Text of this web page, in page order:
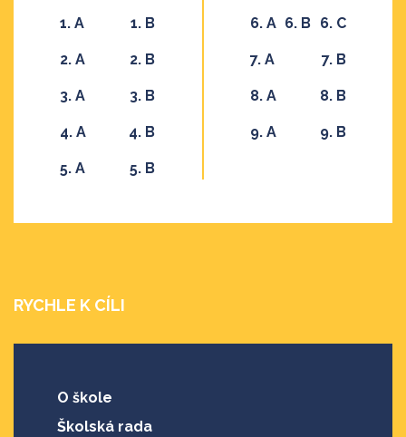
1. A 1. B
2. A 2. B
3. A 3. B
4. A 4. B
5. A 5. B
6. A 6. B 6. C
7. A 7. B
8. A 8. B
9. A 9. B
RYCHLE K CÍLI
O škole
Školská rada